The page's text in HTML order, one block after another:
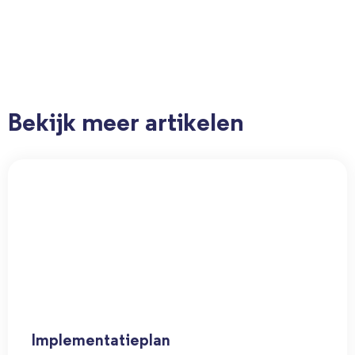
Bekijk meer artikelen
Implementatieplan